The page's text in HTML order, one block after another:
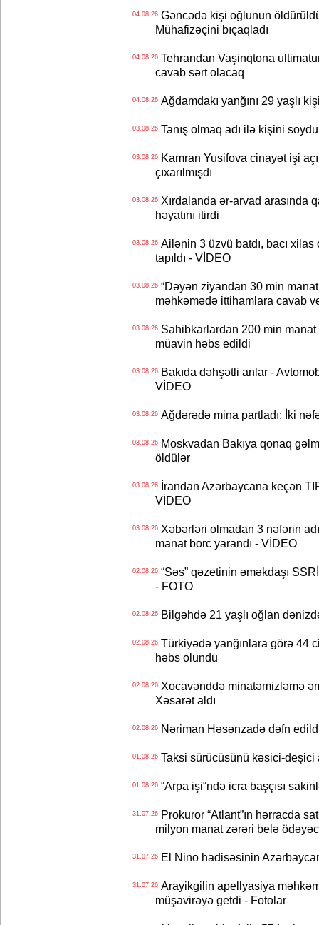
04.08.26Gəncədə kişi oğlunun
Mühafizəçini bıçaqladı
04.08.26Tehrandan Vaşinqtona
cavab sərt olacaq
04.08.26Ağdamdakı yanğını 29 yaşlı
03.08.26Tanış olmaq adı ilə kişini
03.08.26Kamran Yusifova cinayət işi
çıxarılmışdı
03.08.26Xırdalanda ər-arvad arasında
həyatını itirdi
03.08.26Ailənin 3 üzvü batdı, bacı xilas
tapıldı - VİDEO
03.08.26“Dəyən ziyandan 30 min
məhkəmədə ittihamlara cavab
03.08.26Sahibkarlardan 200 min manat
müavin həbs edildi
03.08.26Bakıda dəhşətli anlar -
VİDEO
03.08.26Ağdərədə mina partladı: İki
03.08.26Moskvadan Bakıya qonaq
öldülər
03.08.26İrandan Azərbaycana keçən
VİDEO
03.08.26Xəbərləri olmadan 3 nəfərin
manat borc yarandı - VİDEO
02.08.26“Səs” qəzetinin əməkdaşı
- FOTO
02.08.26Bilgəhdə 21 yaşlı oğlan
02.08.26Türkiyədə yanğınlara görə 44
həbs olundu
02.08.26Xocavənddə minatəmizləmə
Xəsarət aldı
02.08.26Nəriman Həsənzadə dəfn
01.08.26Taksi sürücüsünü kəsici-deşici
01.08.26“Arpa işi“ndə icra başçısı
31.07.26Prokuror “Atlant”ın hərracda
milyon manat zərəri belə
31.07.26El Nino hadisəsinin
31.07.26Arayikgilin apellyasiya
müşavirəyə getdi - Fotolar